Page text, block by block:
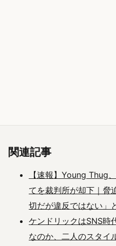
関連記事
【速報】Young Thug
てを裁判所が却下｜脅
切だが違反ではない」
ケンドリックはSNS時
なのか、二人のスタイ